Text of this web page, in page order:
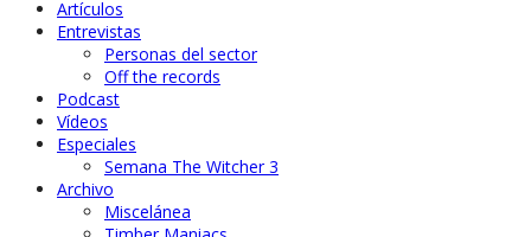
Artículos
Entrevistas
Personas del sector
Off the records
Podcast
Vídeos
Especiales
Semana The Witcher 3
Archivo
Miscelánea